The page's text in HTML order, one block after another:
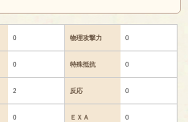
0 物理攻撃力 0
0 特殊抵抗 0
2 反応 0
0 ＥＸＡ 0